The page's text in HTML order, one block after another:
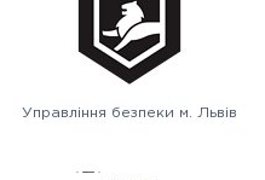
Управління безпеки м. Львів